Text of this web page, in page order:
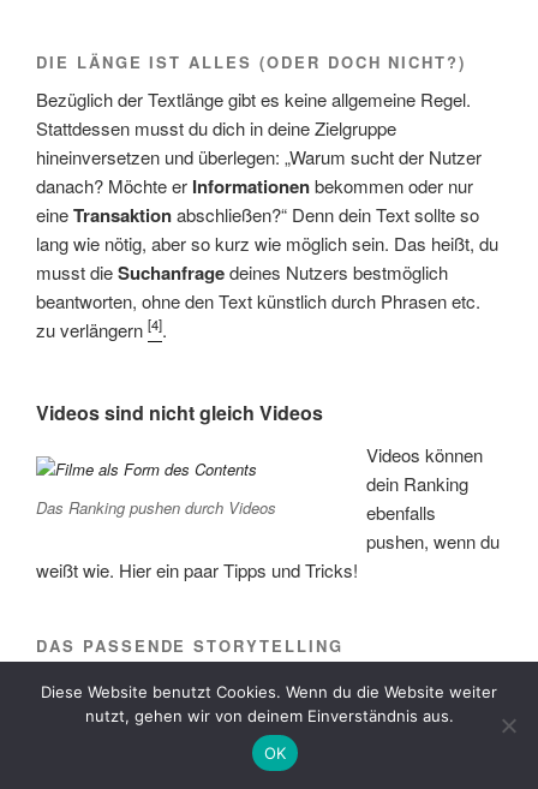
DIE LÄNGE IST ALLES (ODER DOCH NICHT?)
Bezüglich der Textlänge gibt es keine allgemeine Regel.
Stattdessen musst du dich in deine Zielgruppe
hineinversetzen und überlegen: „Warum sucht der Nutzer
danach? Möchte er Informationenbekommen oder nur
eineTransaktionabschließen?“ Denn dein Text sollte so
lang wie nötig, aber so kurz wie möglich sein. Das heißt, du
musst dieSuchanfragedeines Nutzers bestmöglich
beantworten, ohne den Text künstlich durch Phrasen etc.
zu verlängern [4].
Videos sind nicht gleich Videos
Das Ranking pushen durch Videos
Videos können
dein Ranking
ebenfalls
pushen, wenn du
weißt wie. Hier ein paar Tipps und Tricks!
DAS PASSENDE STORYTELLING
Jedes Video sollte dem Nutzer einen Mehrwert bieten, also
inhaltlich wertvoll und aussagekräftig sein. Gestalte die
spannend, damit der User lange auf dem
Video verweilt, was bei Google und
Diese Website benutzt Cookies. Wenn du die Website weiter
nutzt, gehen wir von deinem Einverständnis aus.
OK